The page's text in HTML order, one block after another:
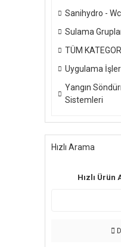
Sanihydro -
Sulama
TÜM
Uygulama
Yangın
Sistemleri
Hızlı Arama
Hızlı Ürün